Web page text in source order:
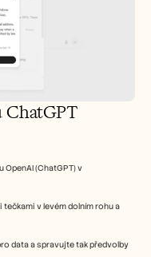
ChatGPT
(ChatGPT) v
tečkami v levém dolním rohu a
data a spravujte tak předvolby